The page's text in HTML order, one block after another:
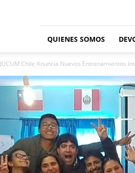
QUIENES SOMOS
JUCUM Chile Anuncia Nuevos Entrenamientos